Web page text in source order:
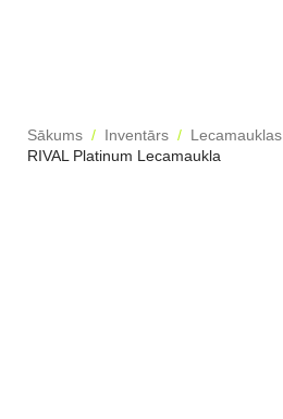
Sākums Inventārs
Lecamauklas
RIVAL Platinum Lecamaukla